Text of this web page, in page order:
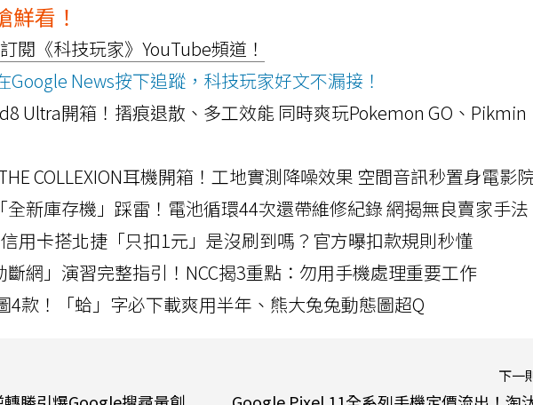
鮮看！
訂閱《科技玩家》YouTube頻道！
Google News按下追蹤，科技玩家好文不漏接！
Ultra開箱！摺痕退散、多工效能 同時爽玩Pokemon GO、Pikmin
COLLEXION耳機開箱！工地實測降噪效果 空間音訊秒置身電影
全新庫存機」踩雷！電池循環44次還帶維修紀錄 網揭無良賣家手法
用卡搭北捷「只扣1元」是沒刷到嗎？官方曝扣款規則秒懂
斷網」演習完整指引！NCC揭3重點：勿用手機處理重要工作
4款！「蛤」字必下載爽用半年、熊大兔兔動態圖超Q
下一